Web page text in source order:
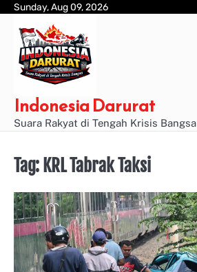
Skip
content
Sunday, Aug 09, 2026
Indonesia Darurat
Suara Rakyat di Tengah Krisis Bangsa
Tag: KRL Tabrak Taksi